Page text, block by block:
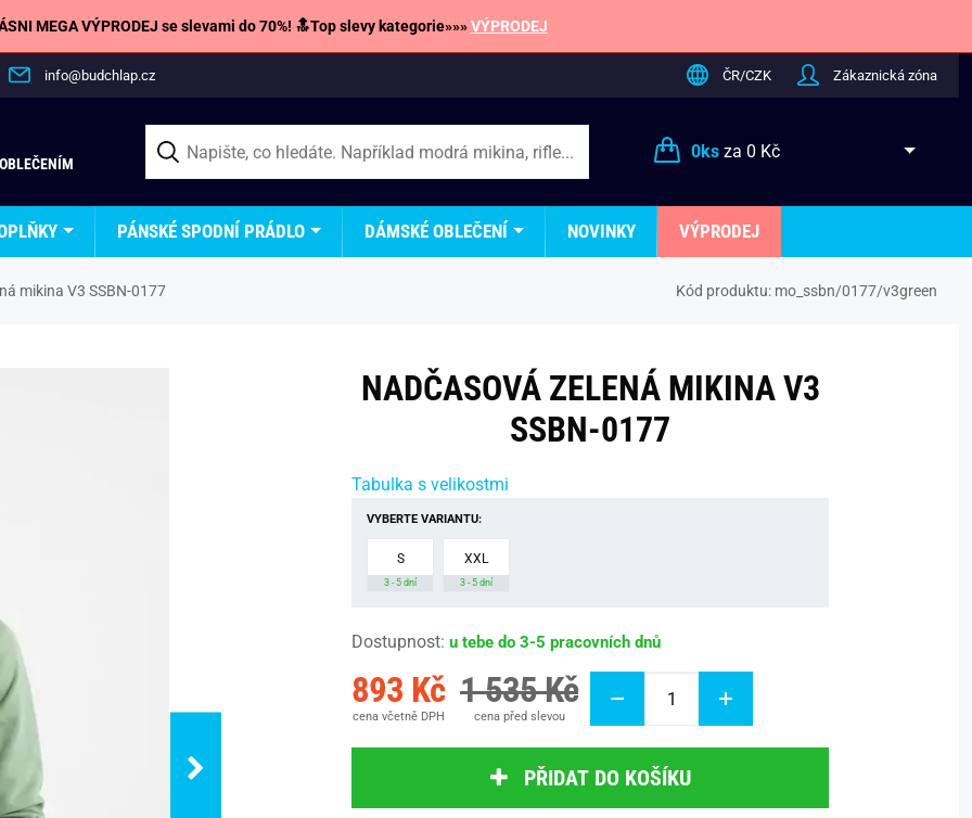
MEGA VÝPRODEJ se slevami do 70%! 🔝Top slevy kategorie»»»VÝPRODEJ
info@budchlap.cz ČR/CZK Zákaznická zóna
0ksza 0 Kč
PÁNSKÉ SPODNÍ PRÁDLO DÁMSKÉ OBLEČENÍ NOVINKY VÝPRODEJ
mikina V3 SSBN-0177 Kód produktu: mo_ssbn/0177/v3green
NADČASOVÁ ZELENÁ MIKINA V3
SSBN-0177
Tabulka s velikostmi
VYBERTE VARIANTU:
S
3 - 5 dní
XXL
3 - 5 dní
Dostupnost: u tebe do 3-5 pracovních dnů
893 Kč
cena včetně DPH
1 535 Kč
cena před slevou
PŘIDAT DO KOŠÍKU